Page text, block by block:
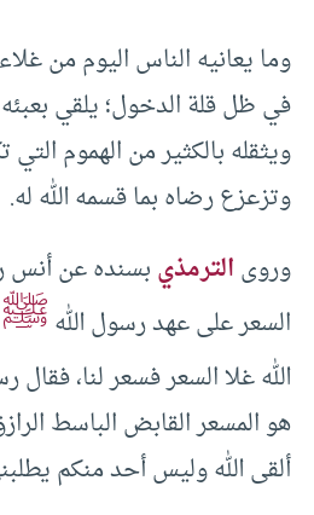
وما يعانيه الناس اليوم من
في ظل قلة الدخول؛ يلقي
ويثقله بالكثير من الهموم التي
وتزعزع رضاه بما قسمه الله له.
وروىالترمذيبسنده عن أنس
السعر على عهد رسول اللهﷺ
الله غلا السعر فسعر لنا، فقال
هو المسعر القابض الباسط
ألقى الله وليس أحد منكم